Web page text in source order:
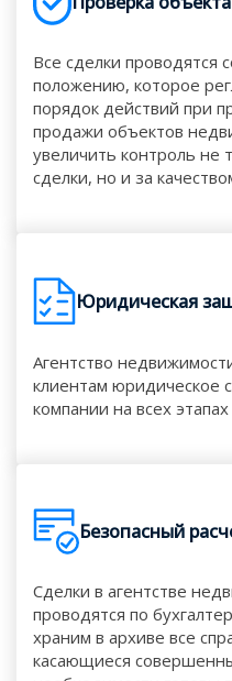
Все сделки проводятся
положению, которое
порядок действий при
продажи объектов
увеличить контроль не
сделки, но и за
Юридическая
Агентство
клиентам юридическое
компании на всех
Безопасный
Сделки в агентстве
проводятся по
храним в архиве все
касающиеся